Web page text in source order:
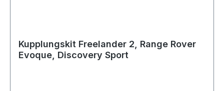
Kupplungskit Freelander 2, Range Rover
Evoque, Discovery Sport